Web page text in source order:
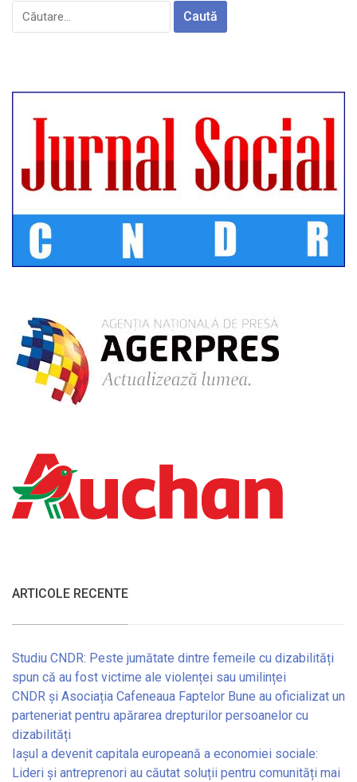
Caută
după:
ARTICOLE RECENTE
Studiu CNDR: Peste jumătate dintre femeile cu dizabilități
spun că au fost victime ale violenței sau umilinței
CNDR și Asociația Cafeneaua Faptelor Bune au oficializat un
parteneriat pentru apărarea drepturilor persoanelor cu
dizabilități
Iașul a devenit capitala europeană a economiei sociale:
Lideri și antreprenori au căutat soluții pentru comunități mai